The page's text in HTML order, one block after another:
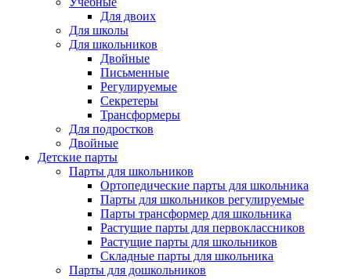
Для двоих
Для школы
Для школьников
Двойные
Письменные
Регулируемые
Секретеры
Трансформеры
Для подростков
Двойные
Детские парты
Парты для школьников
Ортопедические парты для школьника
Парты для школьников регулируемые
Парты трансформер для школьника
Растущие парты для первоклассников
Растущие парты для школьников
Складные парты для школьника
Парты для дошкольников